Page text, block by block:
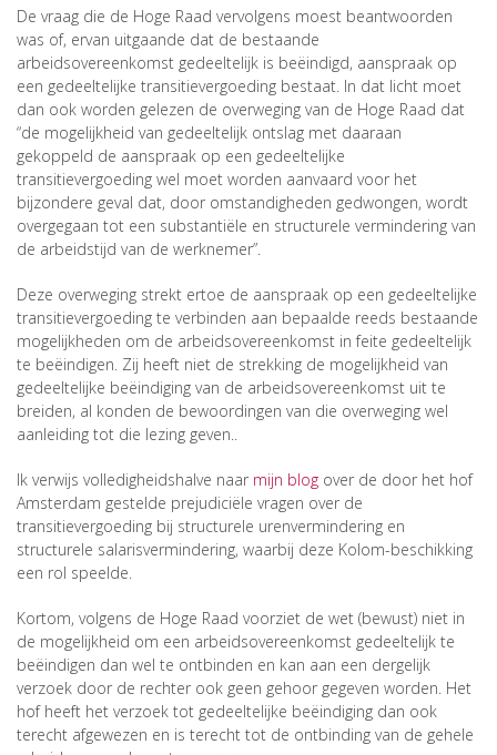
De vraag die de Hoge Raad vervolgens moest beantwoorden
was of, ervan uitgaande dat de bestaande
arbeidsovereenkomst gedeeltelijk is beëindigd, aanspraak op
een gedeeltelijke transitievergoeding bestaat. In dat licht moet
dan ook worden gelezen de overweging van de Hoge Raad dat
“de mogelijkheid van gedeeltelijk ontslag met daaraan
gekoppeld de aanspraak op een gedeeltelijke
transitievergoeding wel moet worden aanvaard voor het
bijzondere geval dat, door omstandigheden gedwongen, wordt
overgegaan tot een substantiële en structurele vermindering van
de arbeidstijd van de werknemer”.
Deze overweging strekt ertoe de aanspraak op een gedeeltelijke
transitievergoeding te verbinden aan bepaalde reeds bestaande
mogelijkheden om de arbeidsovereenkomst in feite gedeeltelijk
te beëindigen. Zij heeft niet de strekking de mogelijkheid van
gedeeltelijke beëindiging van de arbeidsovereenkomst uit te
breiden, al konden de bewoordingen van die overweging wel
aanleiding tot die lezing geven..
Ik verwijs volledigheidshalve naar mijn blog over de door het hof
Amsterdam gestelde prejudiciële vragen over de
transitievergoeding bij structurele urenvermindering en
structurele salarisvermindering, waarbij deze Kolom-beschikking
een rol speelde.
Kortom, volgens de Hoge Raad voorziet de wet (bewust) niet in
de mogelijkheid om een arbeidsovereenkomst gedeeltelijk te
beëindigen dan wel te ontbinden en kan aan een dergelijk
verzoek door de rechter ook geen gehoor gegeven worden. Het
hof heeft het verzoek tot gedeeltelijke beëindiging dan ook
terecht afgewezen en is terecht tot de ontbinding van de gehele